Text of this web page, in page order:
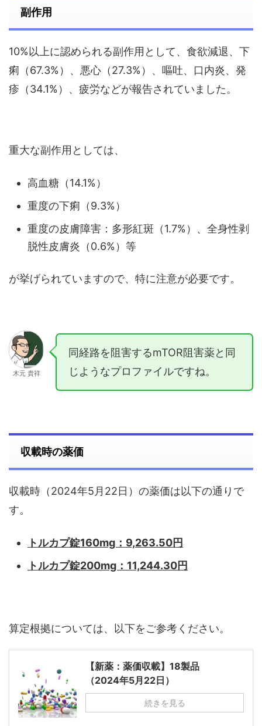
副作用
10%以上に認められる副作用として、食欲減退、下
痢（67.3%）、悪心（27.3%）、嘔吐、口内炎、発
疹（34.1%）、疲労などが報告されていました。
重大な副作用としては、
高血糖（14.1%）
重度の下痢（9.3%）
重度の皮膚障害：多形紅斑（1.7%）、全身性剥
脱性皮膚炎（0.6%）等
が挙げられていますので、特に注意が必要です。
木元 貴祥
同経路を阻害するmTOR阻害薬と同
じようなプロファイルですね。
収載時の薬価
収載時（2024年5月22日）の薬価は以下の通りで
す。
トルカプ錠160mg：9,263.50円
トルカプ錠200mg：11,244.30円
算定根拠については、以下をご参考ください。
【新薬：薬価収載】18製品
（2024年5月22日）
続きを見る